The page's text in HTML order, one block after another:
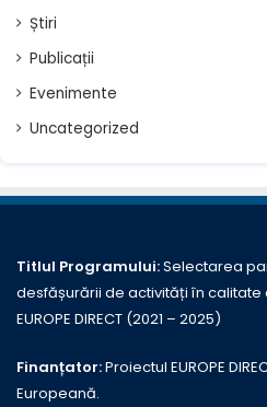
Știri
Publicații
Evenimente
Uncategorized
Titlul Programului:Selectarea
desfășurării de activități în
EUROPE DIRECT (2021 – 2025)
Finanțator:Proiectul EUROPE
Europeană.